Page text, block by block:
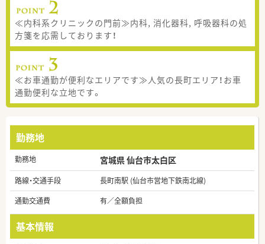
≪内科系クリニックの門前≫内科, 消化器科, 呼吸器科の処
方箋を応需しております！
≪お車通勤が便利なエリアです≫人気の長町エリア！お車
通勤便利な立地です。
勤務地
勤務地 宮城県 仙台市太白区
路線・交通手段
長町南駅 (仙台市営地下鉄南北線)
通勤交通費
有／全額負担
基本情報